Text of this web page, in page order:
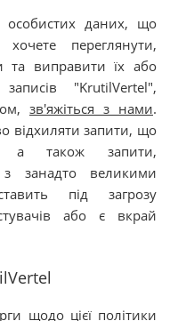
особистих даних, що
переглянути,
та виправити їх або
"KrutilVertel",
зв'яжіться з нами.
відхиляти запити, що
а також запити,
занадто великими
під загрозу
або є вкрай
щодо цієї політики